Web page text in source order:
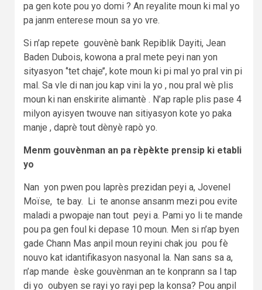
pa gen kote pou yo domi ? An reyalite moun ki mal yo
pa janm enterese moun sa yo vre.
Si n’ap repete gouvènè bank Repiblik Dayiti, Jean
Baden Dubois, kowona a pral mete peyi nan yon
sityasyon ‘’tet chaje’’, kote moun ki pi mal yo pral vin pi
mal. Sa vle di nan jou kap vini la yo , nou pral wè plis
moun ki nan enskirite alimantè . N’ap raple plis pase 4
milyon ayisyen twouve nan sitiyasyon kote yo paka
manje , daprè tout dènyè rapò yo.
Menm gouvènman an pa rèpèkte prensip ki etabli
yo
Nan yon pwen pou laprès prezidan peyi a, Jovenel
Moïse, te bay. Li te anonse ansanm mezi pou evite
maladi a pwopaje nan tout peyi a. Pami yo li te mande
pou pa gen foul ki depase 10 moun. Men si n’ap byen
gade Chann Mas anpil moun reyini chak jou pou fè
nouvo kat idantifikasyon nasyonal la. Nan sans sa a,
n’ap mande èske gouvènman an te konprann sa l tap
di yo oubyen se rayi yo rayi pep la konsa? Pou anpil